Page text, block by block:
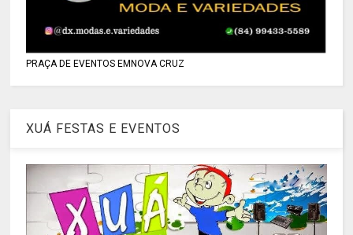
PRAÇA DE EVENTOS EMNOVA CRUZ
XUÁ FESTAS E EVENTOS